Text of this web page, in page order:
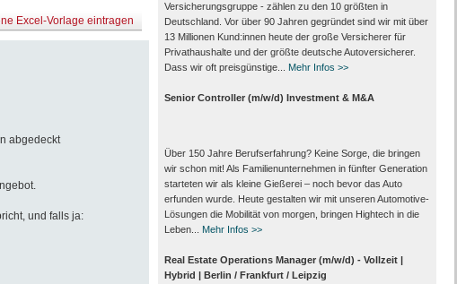
Excel-Vorlage eintragen
abgedeckt
und falls ja:
Versicherungsgruppe - zählen zu den 10 größten in
Deutschland. Vor über 90 Jahren gegründet sind wir mit über
13 Millionen Kund:innen heute der große Versicherer für
Privathaushalte und der größte deutsche Autoversicherer.
Dass wir oft preisgünstige...
Mehr Infos >>
Senior Controller (m/w/d) Investment & M&A
Über 150 Jahre Berufserfahrung? Keine Sorge, die bringen
wir schon mit! Als Familienunternehmen in fünfter Generation
starteten wir als kleine Gießerei – noch bevor das Auto
erfunden wurde. Heute gestalten wir mit unseren Automotive-
Lösungen die Mobilität von morgen, bringen Hightech in die
Leben...
Mehr Infos >>
Real Estate Operations Manager (m/w/d) - Vollzeit |
Hybrid | Berlin / Frankfurt / Leipzig